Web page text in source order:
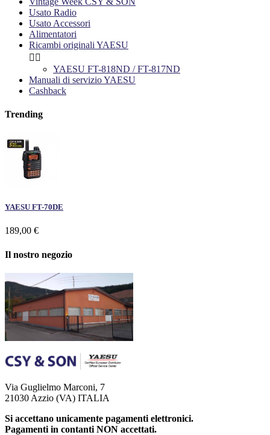
Usato Radio
Usato Accessori
Alimentatori
Ricambi originali YAESU
 
YAESU FT-818ND / FT-817ND
Manuali di servizio YAESU
Cashback
Trending
YAESU FT-70DE
189,00 €
Il nostro negozio
Via Guglielmo Marconi, 7
21030 Azzio (VA) ITALIA
Si accettano unicamente pagamenti elettronici.
Pagamenti in contanti NON accettati.